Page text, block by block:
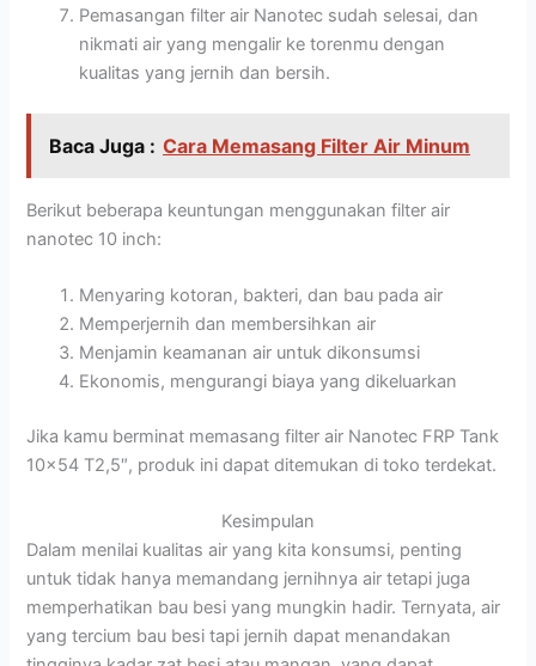
Pemasangan filter air Nanotec sudah selesai, dan
nikmati air yang mengalir ke torenmu dengan
kualitas yang jernih dan bersih.
Baca Juga : Cara Memasang Filter Air Minum
Berikut beberapa keuntungan menggunakan filter air
nanotec 10 inch:
Menyaring kotoran, bakteri, dan bau pada air
Memperjernih dan membersihkan air
Menjamin keamanan air untuk dikonsumsi
Ekonomis, mengurangi biaya yang dikeluarkan
Jika kamu berminat memasang filter air Nanotec FRP Tank
10×54 T2,5″, produk ini dapat ditemukan di toko terdekat.
Kesimpulan
Dalam menilai kualitas air yang kita konsumsi, penting
untuk tidak hanya memandang jernihnya air tetapi juga
memperhatikan bau besi yang mungkin hadir. Ternyata, air
yang tercium bau besi tapi jernih dapat menandakan